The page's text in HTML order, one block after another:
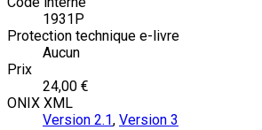
1931P
Protection technique e-livre
Aucun
Prix
24,00 €
ONIX XML
Version 2.1, Version 3